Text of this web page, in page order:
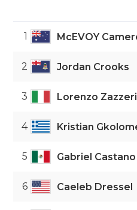
1 McEVOY
2 Jordan Crooks
3 Lorenzo Zazzeri
4 Kristian
5 Gabriel
6 Caeleb Dressel